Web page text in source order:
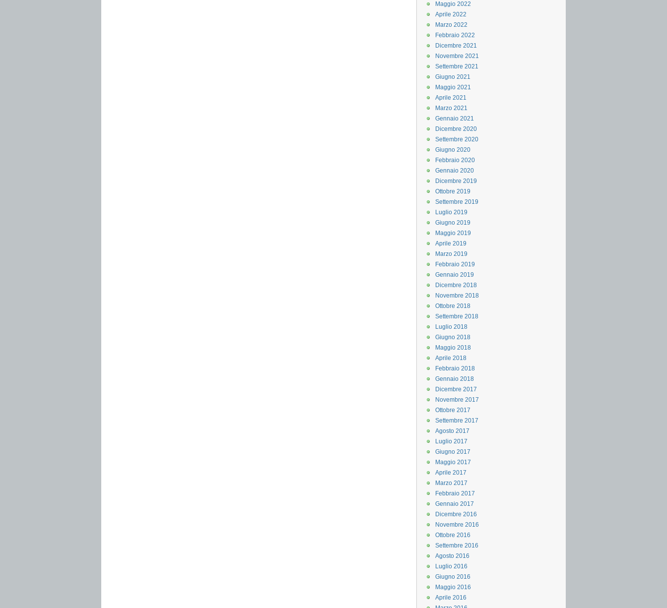
Maggio 2022
Aprile 2022
Marzo 2022
Febbraio 2022
Dicembre 2021
Novembre 2021
Settembre 2021
Giugno 2021
Maggio 2021
Aprile 2021
Marzo 2021
Gennaio 2021
Dicembre 2020
Settembre 2020
Giugno 2020
Febbraio 2020
Gennaio 2020
Dicembre 2019
Ottobre 2019
Settembre 2019
Luglio 2019
Giugno 2019
Maggio 2019
Aprile 2019
Marzo 2019
Febbraio 2019
Gennaio 2019
Dicembre 2018
Novembre 2018
Ottobre 2018
Settembre 2018
Luglio 2018
Giugno 2018
Maggio 2018
Aprile 2018
Febbraio 2018
Gennaio 2018
Dicembre 2017
Novembre 2017
Ottobre 2017
Settembre 2017
Agosto 2017
Luglio 2017
Giugno 2017
Maggio 2017
Aprile 2017
Marzo 2017
Febbraio 2017
Gennaio 2017
Dicembre 2016
Novembre 2016
Ottobre 2016
Settembre 2016
Agosto 2016
Luglio 2016
Giugno 2016
Maggio 2016
Aprile 2016